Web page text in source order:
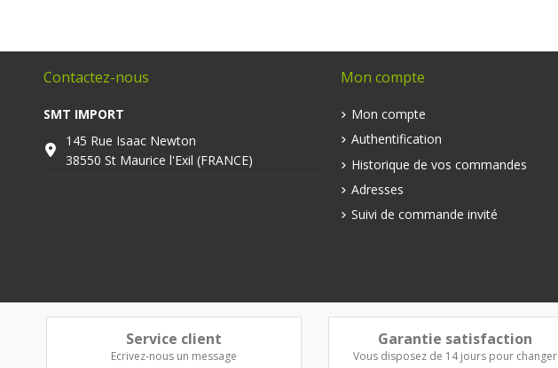
Contactez-nous
SMT IMPORT
145 Rue Isaac Newton
38550 St Maurice l'Exil (FRANCE)
Mon compte
Mon compte
Authentification
Historique de vos commandes
Adresses
Suivi de commande invité
Service client
Ecrivez-nous un message
Garantie satisfaction
Vous disposez de 14 jours pour changer